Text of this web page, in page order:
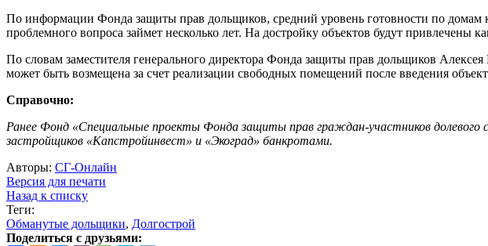
По информации Фонда защиты прав дольщиков, средний уровень готовности по домам
проблемного вопроса займет несколько лет. На достройку объектов будут привлечены
По словам заместителя генерального директора Фонда защиты прав дольщиков
может быть возмещена за счет реализации свободных помещений после введения
Справочно:
Ранее Фонд «Специальные проекты Фонда защиты прав граждан-участников
застройщиков «Капстройинвест» и «Экоград» банкротами.
Авторы: СГ-Онлайн
Версия для печати
Назад к списку
Теги:
Обманутые дольщики, Долгострой
Поделиться с друзьями: